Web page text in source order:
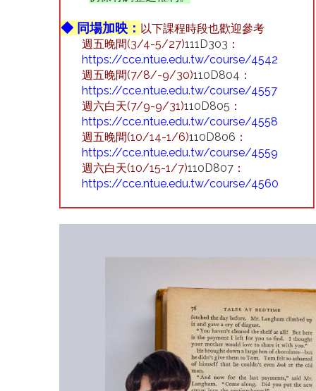
◆ 同場加映： 以下課程時段也歡迎參考
週五晚間(3/4-5/27)111D303 ：
https://cce.ntue.edu.tw/course/4542
週五晚間(7/8/-9/30)110D804 ：
https://cce.ntue.edu.tw/course/4557
週六白天(7/9-9/31)110D805 ：
https://cce.ntue.edu.tw/course/4558
週五晚間(10/14-1/6)110D806 ：
https://cce.ntue.edu.tw/course/4559
週六白天(10/15-1/7)110D807 ：
https://cce.ntue.edu.tw/course/4560